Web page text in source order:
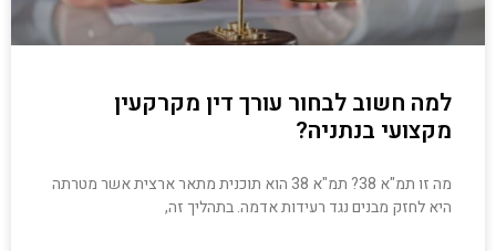
למה חשוב לבחור עורך דין מקרקעין
מקצועי בנתניה?
מה זו תמ"א 38? תמ"א 38 הוא תוכנית מתאר ארצית אשר מטרתה
היא לחזק מבנים נגד רעידות אדמה. בתהליך זה,